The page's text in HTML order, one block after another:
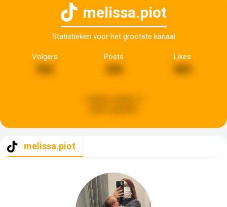
melissa.piot
Statistieken voor het grootste kanaal
Volgers Posts Likes
883
melissa.piot